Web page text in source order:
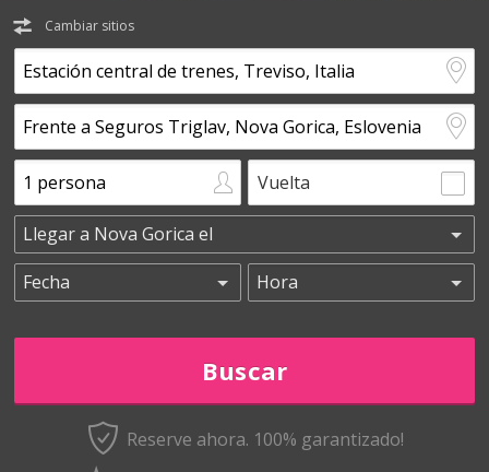
Cambiar sitios
Vuelta
Reserve ahora. 100% garantizado!